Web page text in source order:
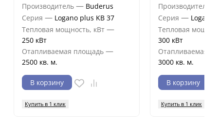
Производитель — Buderus
Серия — Logano plus KB 37
Тепловая мощность, кВт —
250 кВт
Отапливаемая площадь —
2500 кв. м.
В корзину
Купить в 1 клик
Производитель
Серия — Logano
Тепловая
300 кВт
Отапливаемая
3000 кв. м.
В корзину
Купить в 1 клик